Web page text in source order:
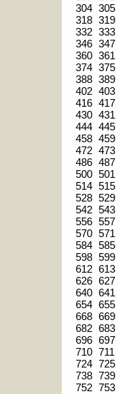
304 305
318 319
332 333
346 347
360 361
374 375
388 389
402 403
416 417
430 431
444 445
458 459
472 473
486 487
500 501
514 515
528 529
542 543
556 557
570 571
584 585
598 599
612 613
626 627
640 641
654 655
668 669
682 683
696 697
710 711
724 725
738 739
752 753